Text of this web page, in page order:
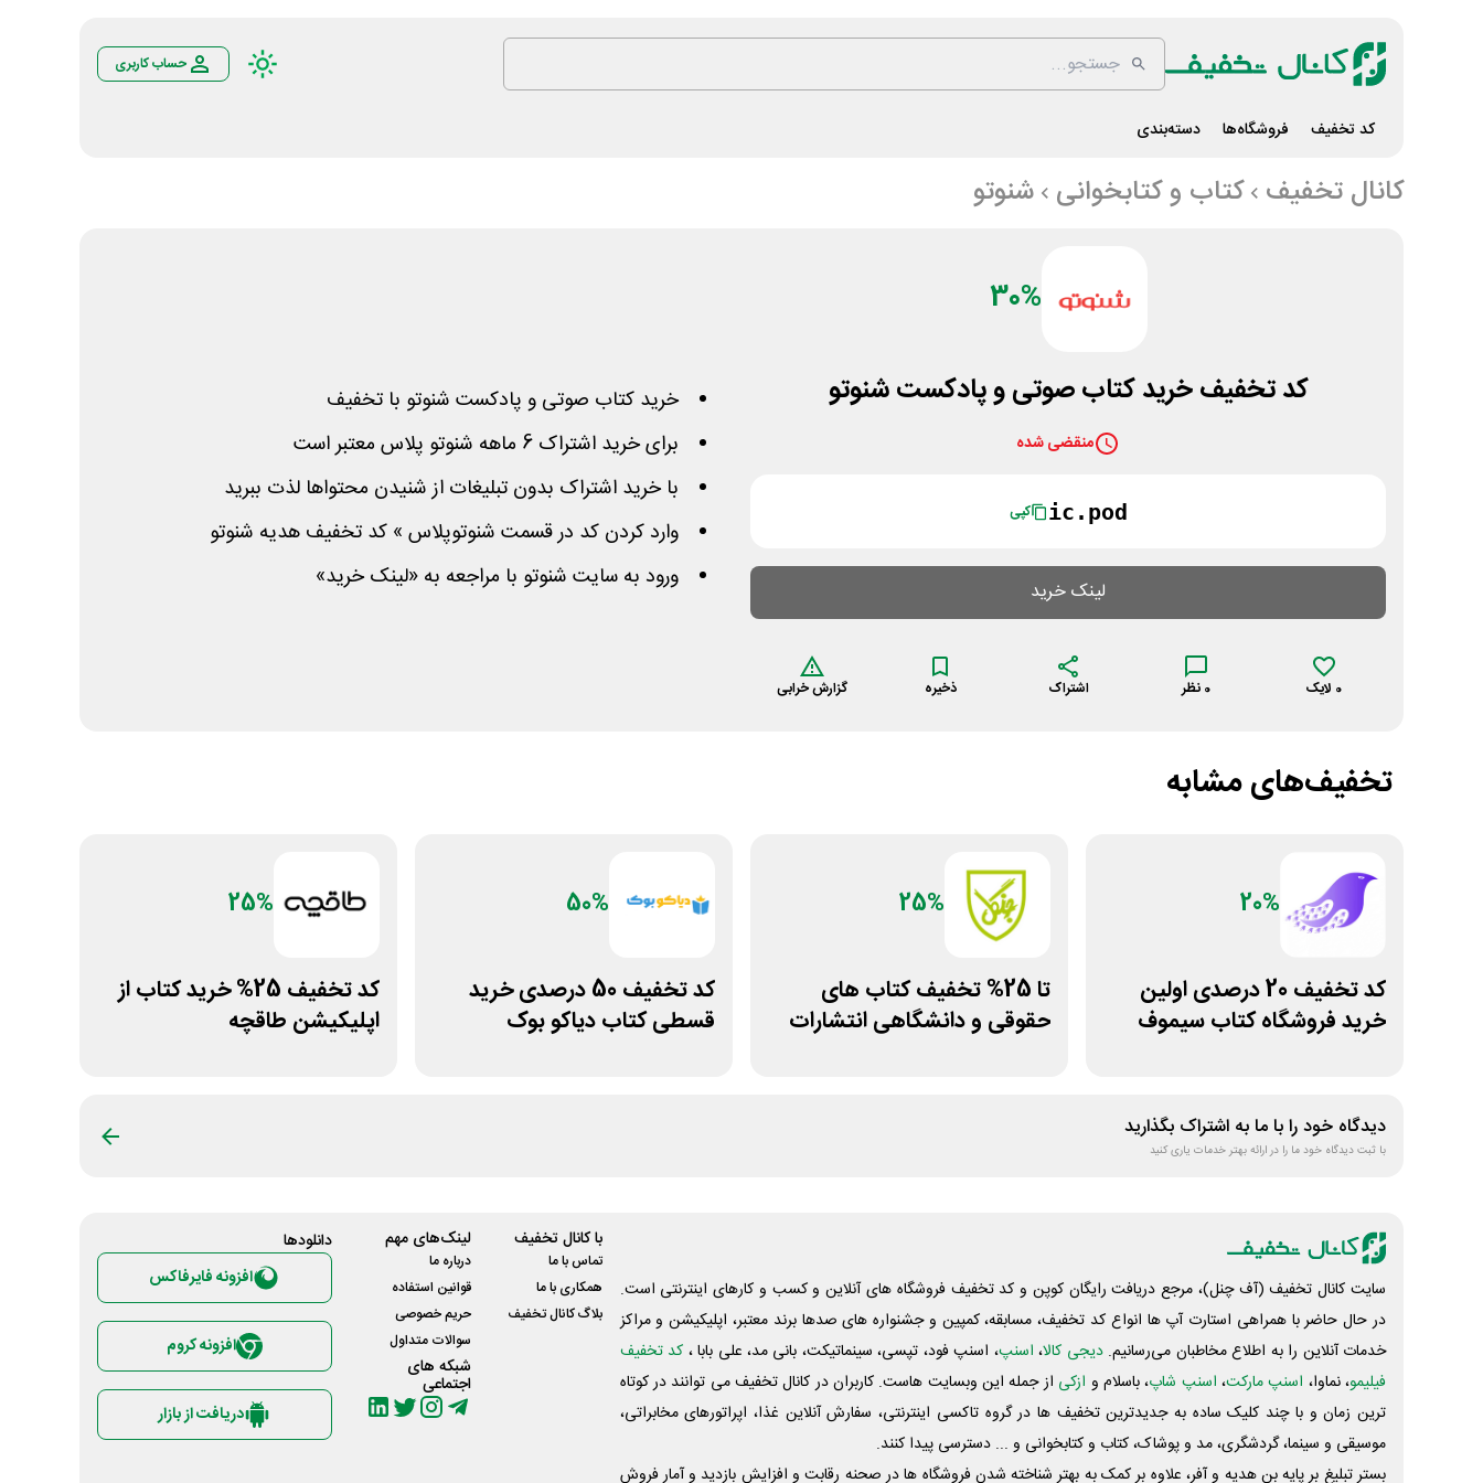
حساب کاربری
کد تخفیف فروشگاه‌ها دسته‌بندی
کانال تخفیف کتاب و کتابخوانی شنوتو
30%
کد تخفیف خرید کتاب صوتی و پادکست شنوتو
منقضی شده
ic.pod کپی
لینک خرید
0 لایک 0 نظر اشتراک ذخیره گزارش خرابی
خرید کتاب صوتی و پادکست شنوتو با تخفیف
برای خرید اشتراک 6 ماهه شنوتو پلاس معتبر است
با خرید اشتراک بدون تبلیغات از شنیدن محتواها لذت ببرید
وارد کردن کد در قسمت شنوتوپلاس » کد تخفیف هدیه شنوتو
ورود به سایت شنوتو با مراجعه به «لینک خرید»
تخفیف‌های مشابه
20%
کد تخفیف 20 درصدی اولین
خرید فروشگاه کتاب سیموف
25%
تا 25% تخفیف کتاب های
حقوقی و دانشگاهی انتشارات
50%
کد تخفیف 50 درصدی خرید
قسطی کتاب دیاکو بوک
25%
کد تخفیف 25% خرید کتاب از
اپلیکیشن طاقچه
دیدگاه خود را با ما به اشتراک بگذارید
با ثبت دیدگاه خود ما را در ارائه بهتر خدمات یاری کنید
سایت کانال تخفیف (آف چنل)، مرجع دریافت رایگان کوپن و کد تخفیف فروشگاه های آنلاین و کسب و‌ کارهای اینترنتی است.
در حال حاضر با همراهی استارت آپ ها انواع کد تخفیف، مسابقه، کمپین و جشنواره های صدها برند معتبر، اپلیکیشن و مراکز
خدمات آنلاین را به اطلاع مخاطبان می‌رسانیم. دیجی کالا، اسنپ، اسنپ فود، تپسی، سینماتیکت، بانی مد، علی‌ بابا ، کد تخفیف
فیلیمو، نماوا، اسنپ مارکت، اسنپ شاپ، باسلام و ازکی از جمله این وبسایت ‌هاست. کاربران در کانال تخفیف می توانند در کوتاه
ترین زمان و با چند کلیک ساده به جدیدترین تخفیف ها در گروه تاکسی اینترنتی، سفارش آنلاین غذا، اپراتورهای مخابراتی،
موسیقی و سینما، گردشگری، مد و پوشاک، کتاب و کتابخوانی و ... دسترسی پیدا کنند.
بستر تبلیغ بر پایه بن هدیه و آفر، علاوه بر کمک به بهتر شناخته شدن فروشگاه ها در صحنه رقابت و افزایش بازدید و آمار فروش
با کانال تخفیف
تماس با ما
همکاری با ما
بلاگ کانال تخفیف
لینک‌های مهم
درباره ما
قوانین استفاده
حریم خصوصی
سوالات متداول
شبکه های
اجتماعی
دانلود‌ها
افزونه فایرفاکس
افزونه کروم
دریافت از بازار